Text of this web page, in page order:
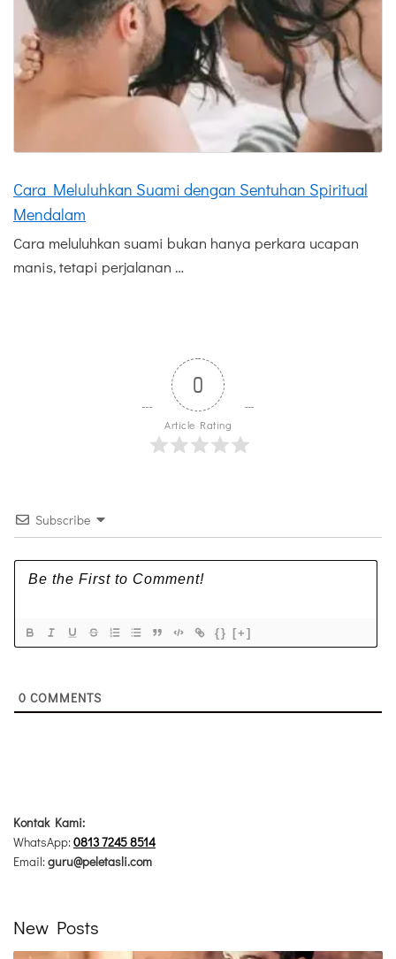
Cara Meluluhkan Suami dengan Sentuhan Spiritual
Mendalam
Cara meluluhkan suami bukan hanya perkara ucapan
manis, tetapi perjalanan …
0
Article Rating
Subscribe
{} [+]
0 COMMENTS
Kontak Kami:
WhatsApp:0813 7245 8514
Email:guru@peletasli.com
New Posts